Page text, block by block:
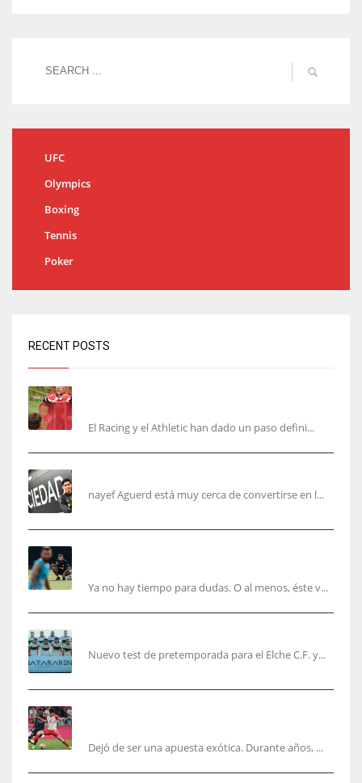
UFC
Olympics
Boxing
Tennis
Poker
RECENT POSTS
El Racing y el Athletic han dado un paso defini...
nayef Aguerd está muy cerca de convertirse en l...
Ya no hay tiempo para dudas. O al menos, éste v...
Nuevo test de pretemporada para el Elche C.F. y...
Dejó de ser una apuesta exótica. Durante años, ...